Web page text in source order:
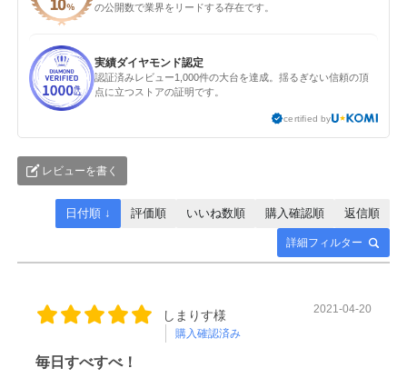
の公開数で業界をリードする存在です。
実績ダイヤモンド認定
認証済みレビュー1,000件の大台を達成。揺るぎない信頼の頂
点に立つストアの証明です。
certified by
レビューを書く
詳細フィルター
日付順 ↓ 評価順 いいね数順 購入確認順 返信順
しまりす様
購入確認済み
2021-04-20
毎日すべすべ！